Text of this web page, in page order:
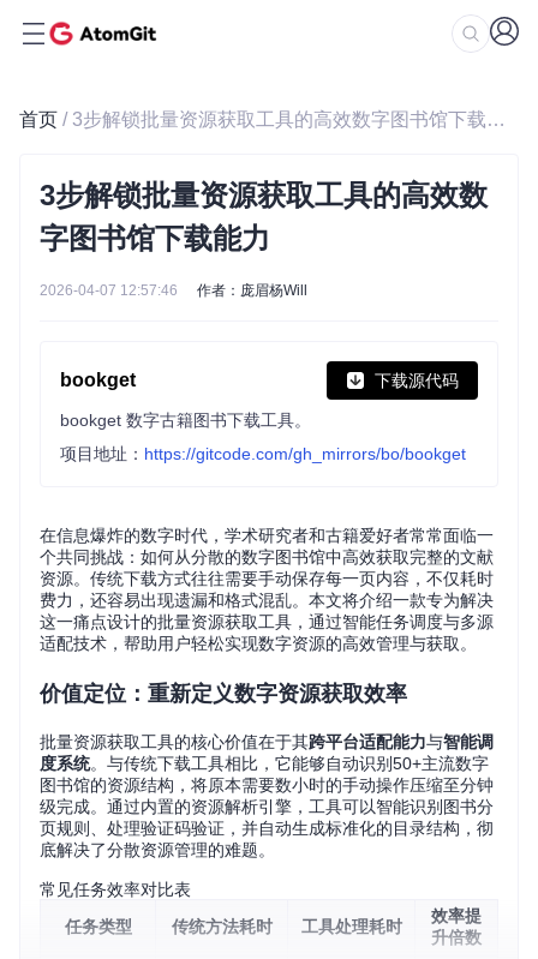
首页 / 3步解锁批量资源获取工具的高效数字图书馆下载能力
3步解锁批量资源获取工具的高效数
字图书馆下载能力
2026-04-07 12:57:46 作者：庞眉杨Will
bookget 下载源代码
bookget 数字古籍图书下载工具。
项目地址： https://gitcode.com/gh_mirrors/bo/bookget
在信息爆炸的数字时代，学术研究者和古籍爱好者常常面临一
个共同挑战：如何从分散的数字图书馆中高效获取完整的文献
资源。传统下载方式往往需要手动保存每一页内容，不仅耗时
费力，还容易出现遗漏和格式混乱。本文将介绍一款专为解决
这一痛点设计的批量资源获取工具，通过智能任务调度与多源
适配技术，帮助用户轻松实现数字资源的高效管理与获取。
价值定位：重新定义数字资源获取效率
批量资源获取工具的核心价值在于其跨平台适配能力与智能调
度系统。与传统下载工具相比，它能够自动识别50+主流数字
图书馆的资源结构，将原本需要数小时的手动操作压缩至分钟
级完成。通过内置的资源解析引擎，工具可以智能识别图书分
页规则、处理验证码验证，并自动生成标准化的目录结构，彻
底解决了分散资源管理的难题。
常见任务效率对比表
任务类型
传统方法耗时 工具处理耗时
效率提
升倍数